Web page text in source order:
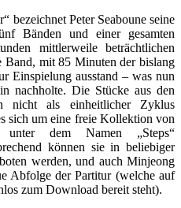
bezeichnet Peter Seaboune seine
Bänden und einer gesamten
mittlerweile beträchtlichen
Band, mit 85 Minuten der bislang
Einspielung ausstand – was nun
nachholte. Die Stücke aus den
nicht als einheitlicher Zyklus
sich um eine freie Kollektion von
dem Namen „Steps“
können sie in beliebiger
werden, und auch Minjeong
Abfolge der Partitur (welche auf
zum Download bereit steht).